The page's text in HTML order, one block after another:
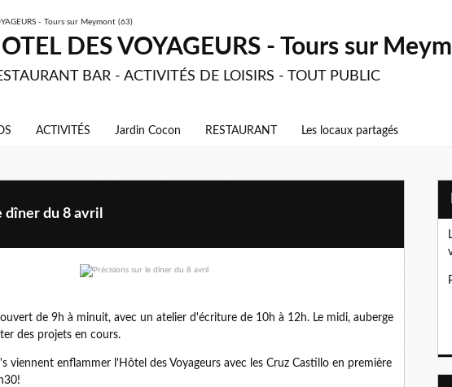
DES VOYAGEURS - Tours sur
BAR - ACTIVITÉS DE LOISIRS - TOUT PUBLIC
ACTIVITÉS Jardin Cocon RESTAURANT Les locaux partagés
dîner du 8 avril
de 9h à minuit, avec un atelier d'écriture de 10h à 12h. Le midi, auberge
des projets en cours.
viennent enflammer l'Hôtel des Voyageurs avec les Cruz Castillo en première